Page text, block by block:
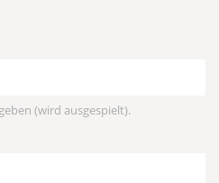
(wird ausgespielt).